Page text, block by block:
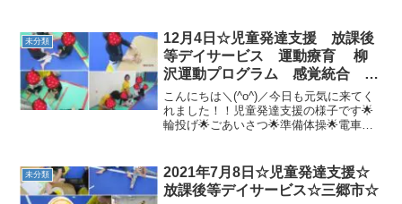
て投げることができていました＼(^o^)／
＊動物変身クマ、カメ...
未分類
12月4日☆児童発達支援 放課後
等デイサービス 運動療育 柳
沢運動プログラム 感覚統合 自
閉症スペクトラム ＡＤＨＤ Ｌ
Ｄ 発達障害 三郷市 吉川
市 八潮市
こんにちは＼(^o^)／今日も元気に来てく
れました！！児童発達支援の様子です🌟
輪投げ🌟ごあいさつ🌟準備体操🌟電車ご
プール駅に到着！！みんなで楽しみまし
た！🌟クリスマスツ...
未分類
2021年7月8日☆児童発達支援☆
放課後等デイサービス☆三郷市☆